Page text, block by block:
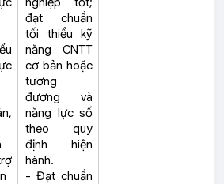
đạt chuẩn
tối thiểu kỹ
năng CNTT
cơ bản hoặc
tương
đương và
năng lực số
theo quy
định hiện
hành.
- Đạt chuẩn